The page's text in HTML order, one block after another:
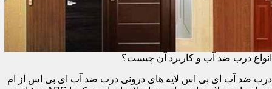
انواع درب ضد آب و کاربرد آن چیست؟
درب ضد آب ای بی اس لایه های درونی درب ضد آب ای بی اس از ام